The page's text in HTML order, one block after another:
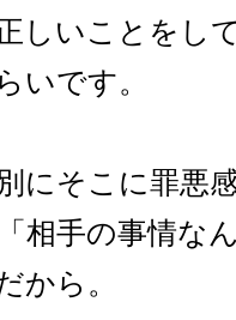
しいことをし
いです。
にそこに罪悪
相手の事情な
から。